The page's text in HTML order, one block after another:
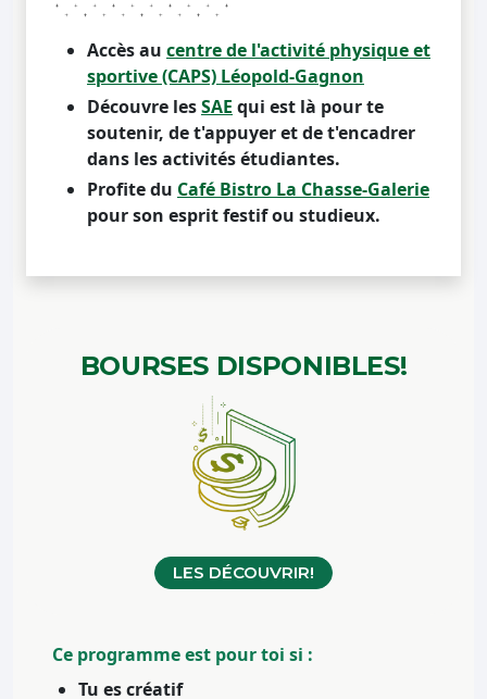
Accès au centre de l'activité physique et
sportive (CAPS) Léopold-Gagnon
Découvre lesSAE qui est là pour te
soutenir, de t'appuyer et de t'encadrer
dans les activités étudiantes.
Profite du Café Bistro La Chasse-Galerie
pour son esprit festif ou studieux.
BOURSES DISPONIBLES!
LES DÉCOUVRIR!
Ce programme est pour toi si :
Tu es créatif